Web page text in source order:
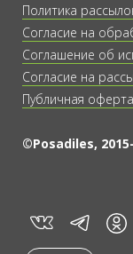
Политика
Согласие на
Соглашение об
Согласие на
Публичная
©Posadiles,
vk tg in